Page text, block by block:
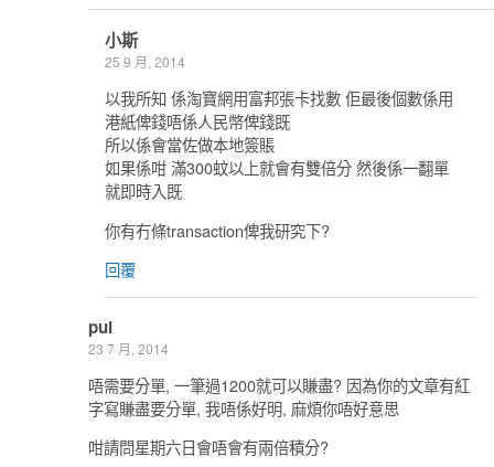
小斯
25 9 月, 2014
以我所知 係淘寶網用富邦張卡找數 佢最後個數係用
港紙俾錢唔係人民幣俾錢既
所以係會當佐做本地簽賬
如果係咁 滿300蚊以上就會有雙倍分 然後係一翻單
就即時入既
你有冇條transaction俾我研究下?
回覆
pui
23 7 月, 2014
唔需要分單, 一筆過1200就可以賺盡? 因為你的文章有紅
字寫賺盡要分單, 我唔係好明, 麻煩你唔好意思
咁請問星期六日會唔會有兩倍積分?